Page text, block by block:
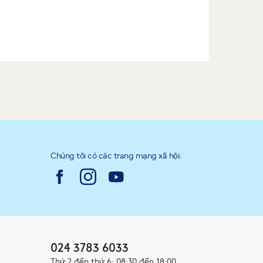
Chúng tôi có các trang mạng xã hội:
024 3783 6033